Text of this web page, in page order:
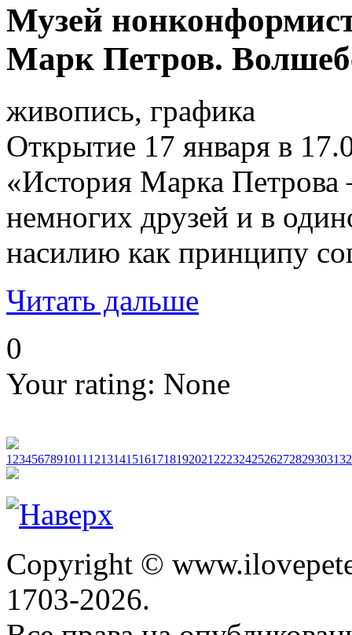
Музей
Марк Петров.
живопись, графика
Открытие 17 января в
«История Марка Петрова
немногих друзей и в
насилию как принципу
Читать дальше
0
Your rating: None
1234567891011121314151617181920212223242526272829303132
Copyright ©
1703-2026.